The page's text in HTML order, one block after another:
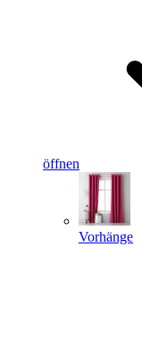
öffnen
Vorhänge